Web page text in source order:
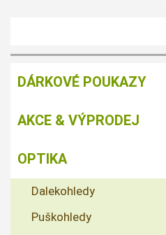
DÁRKOVÉ POUKAZY
AKCE & VÝPRODEJ
OPTIKA
Dalekohledy
Puškohledy